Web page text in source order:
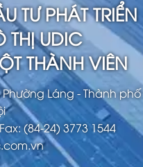
TƯ PHÁT TRIỂN
UDIC
THÀNH VIÊN
Láng - Thành phố
(84-24) 3773 1544